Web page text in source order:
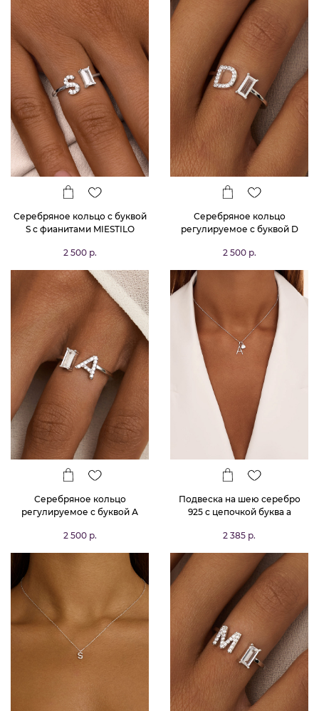
Серебряное кольцо с буквой
S с фианитами MIESTILO
2 500 р.
Серебряное кольцо
регулируемое с буквой D
2 500 р.
Серебряное кольцо
регулируемое с буквой А
2 500 р.
Подвеска на шею серебро
925 с цепочкой буква а
2 385 р.